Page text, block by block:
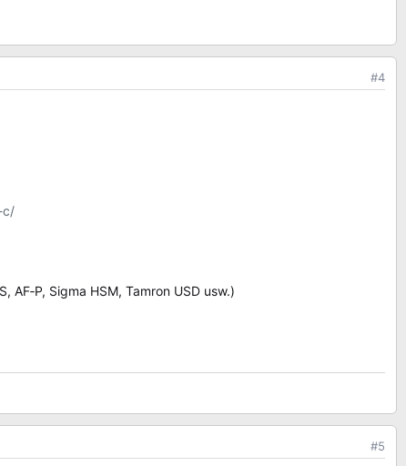
#4
c/
AF‑P, Sigma HSM, Tamron USD usw.)
#5